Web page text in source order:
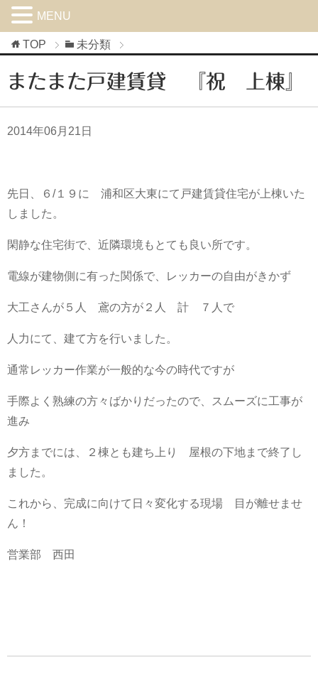
TOP 未分類
またまた戸建賃貸 『祝 上棟』
2014年06月21日
先日、６/１９に 浦和区大東にて戸建賃貸住宅が上棟いた
しました。
閑静な住宅街で、近隣環境もとても良い所です。
電線が建物側に有った関係で、レッカーの自由がきかず
大工さんが５人 鳶の方が２人 計 ７人で
人力にて、建て方を行いました。
通常レッカー作業が一般的な今の時代ですが
手際よく熟練の方々ばかりだったので、スムーズに工事が
進み
夕方までには、２棟とも建ち上り 屋根の下地まで終了し
ました。
これから、完成に向けて日々変化する現場 目が離せませ
ん！
営業部 西田
MENU